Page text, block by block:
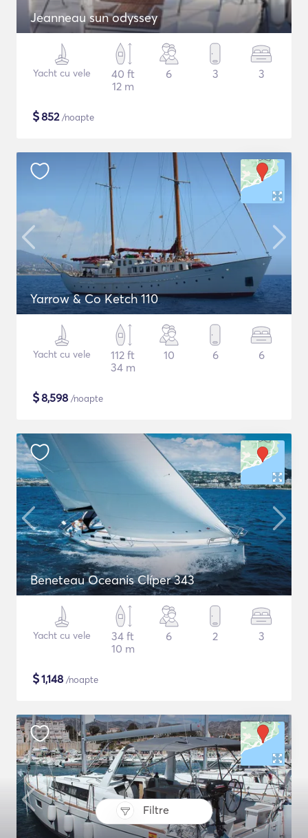
Filtre
Jeanneau sun odyssey
Yacht cu vele
40 ft
12 m
6 3 3
$852/noapte
Yarrow & Co Ketch 110
Yacht cu vele
112 ft
34 m
10 6 6
$8,598 /noapte
Beneteau Oceanis Clíper 343
Yacht cu vele
34 ft
10 m
6 2 3
$1,148 /noapte